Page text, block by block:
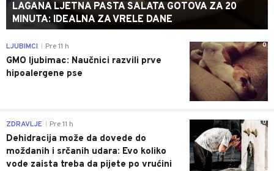
LAGANA LJETNA PASTA SALATA GOTOVA ZA 20
MINUTA: IDEALNA ZA VRELE DANE
0
LJUBIMCI Pre 11 h
GMO ljubimac: Naučnici razvili prve
hipoalergene pse
0
ZDRAVLJE Pre 11 h
Dehidracija može da dovede do
moždanih i srčanih udara: Evo koliko
vode zaista treba da pijete po vrućini